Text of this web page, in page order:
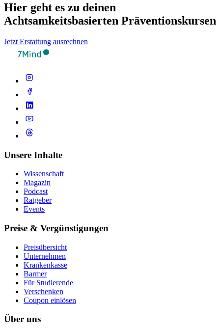
Hier geht es zu deinen
Achtsamkeitsbasierten Präventionskursen
Jetzt Erstattung ausrechnen
Unsere Inhalte
Wissenschaft
Magazin
Podcast
Ratgeber
Events
Preise & Vergünstigungen
Preisübersicht
Unternehmen
Krankenkasse
Barmer
Für Studierende
Ver­schen­ken
Coupon einlösen
Über uns